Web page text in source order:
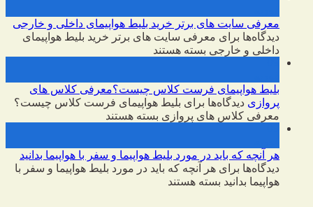
معرفی سایت های برتر خرید بلیط هواپیمای داخلی و خارجی
دیدگاه‌ها برای معرفی سایت های برتر خرید بلیط هواپیمای
داخلی و خارجی بسته هستند
بلیط هواپیمای فرست کلاس چیست؟معرفی کلاس های
پروازی دیدگاه‌ها برای بلیط هواپیمای فرست کلاس چیست؟
معرفی کلاس های پروازی بسته هستند
هر آنچه که باید در مورد بلیط هواپیما و سفر با هواپیما بدانید
دیدگاه‌ها برای هر آنچه که باید در مورد بلیط هواپیما و سفر با
هواپیما بدانید بسته هستند